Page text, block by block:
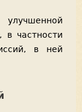
частности
в ней